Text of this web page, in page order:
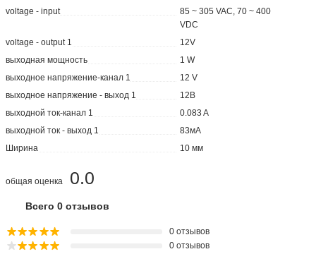
voltage - input
85 ~ 305 VAC, 70 ~ 400
VDC
voltage - output 1
12V
выходная мощность
1 W
выходное напряжение-канал 1
12 V
выходное напряжение - выход 1
12В
выходной ток-канал 1
0.083 A
выходной ток - выход 1
83мА
Ширина
10 мм
0.0
общая оценка
Всего 0 отзывов
0 отзывов
0 отзывов